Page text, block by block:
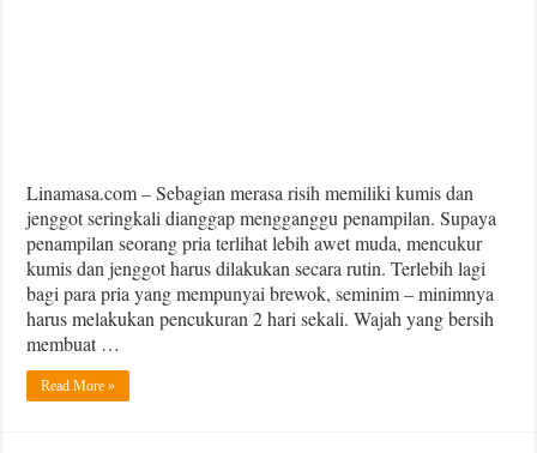
Linamasa.com – Sebagian merasa risih memiliki kumis dan
jenggot seringkali dianggap mengganggu penampilan. Supaya
penampilan seorang pria terlihat lebih awet muda, mencukur
kumis dan jenggot harus dilakukan secara rutin. Terlebih lagi
bagi para pria yang mempunyai brewok, seminim – minimnya
harus melakukan pencukuran 2 hari sekali. Wajah yang bersih
membuat …
Read More »